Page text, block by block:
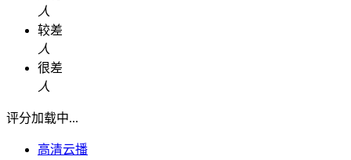
人
较差
人
很差
人
评分加载中...
高清云播